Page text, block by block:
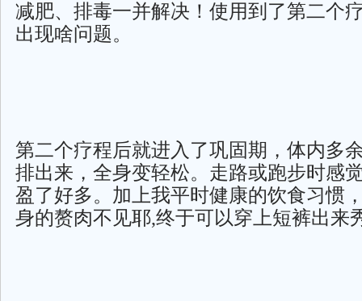
减肥、排毒一并解决！使用到了第二个
出现啥问题。
第二个疗程后就进入了巩固期，体内多
排出来，全身变轻松。走路或跑步时感
盈了好多。加上我平时健康的饮食习惯
身的赘肉不见耶,终于可以穿上短裤出来